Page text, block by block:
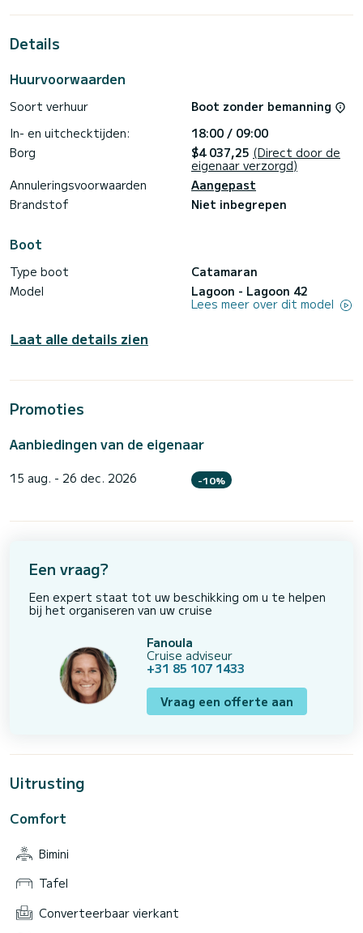
buitengewone vakantie op het water in de buurt van Salerne
Voor uw comfort heeft Marepiatto er 4 met douche< br> <
Autopilot.
Neem contact met ons op voor een offerte, u wordt
Details
Huurvoorwaarden
Soort verhuur
Boot zonder bemanning
In- en uitchecktijden:
18:00 / 09:00
Borg
$4 037,25 (Direct door de
eigenaar verzorgd)
Annuleringsvoorwaarden
Aangepast
Brandstof
Niet inbegrepen
Boot
Type boot
Catamaran
Model
Lagoon - Lagoon 42
Lees meer over dit model
Laat alle details zien
Promoties
Aanbiedingen van de eigenaar
15 aug. - 26 dec. 2026 -10%
Een vraag?
Een expert staat tot uw beschikking om u te helpen
bij het organiseren van uw cruise
Fanoula
Cruise adviseur
+31 85 107 1433
Vraag een offerte aan
Uitrusting
Comfort
Bimini
Tafel
Converteerbaar vierkant